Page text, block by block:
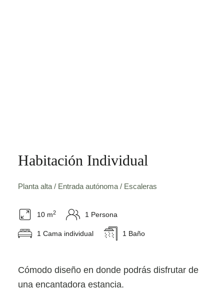
Habitación Individual
Planta alta / Entrada autónoma / Escaleras
10 m2 1 Persona
1 Cama individual 1 Baño
Cómodo diseño en donde podrás disfrutar de
una encantadora estancia.